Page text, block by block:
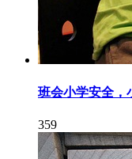
班会小学安全，
359